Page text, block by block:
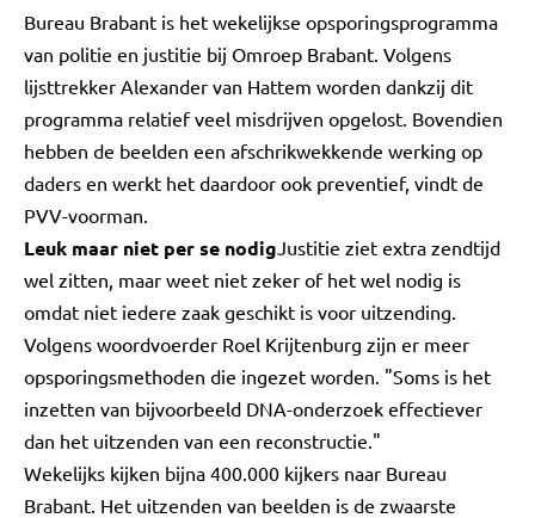
Bureau Brabant is het wekelijkse opsporingsprogramma
van politie en justitie bij Omroep Brabant. Volgens
lijsttrekker Alexander van Hattem worden dankzij dit
programma relatief veel misdrijven opgelost. Bovendien
hebben de beelden een afschrikwekkende werking op
daders en werkt het daardoor ook preventief, vindt de
PVV-voorman.
Leuk maar niet per se nodigJustitie ziet extra zendtijd
wel zitten, maar weet niet zeker of het wel nodig is
omdat niet iedere zaak geschikt is voor uitzending.
Volgens woordvoerder Roel Krijtenburg zijn er meer
opsporingsmethoden die ingezet worden. "Soms is het
inzetten van bijvoorbeeld DNA-onderzoek effectiever
dan het uitzenden van een reconstructie."
Wekelijks kijken bijna 400.000 kijkers naar Bureau
Brabant. Het uitzenden van beelden is de zwaarste